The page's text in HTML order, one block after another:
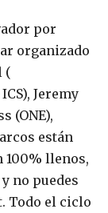
por
organizado
(
Jeremy
(ONE),
están
100% llenos,
no puedes
Todo el ciclo